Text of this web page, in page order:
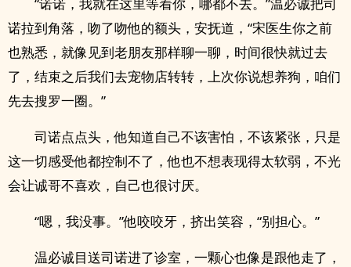
诺拉到角落，吻了吻他的额头，安抚道，“宋医生你之前
也熟悉，就像见到老朋友那样聊一聊，时间很快就过去
了，结束之后我们去宠物店转转，上次你说想养狗，咱们
先去搜罗一圈。”
司诺点点头，他知道自己不该害怕，不该紧张，只是
这一切感受他都控制不了，他也不想表现得太软弱，不光
会让诚哥不喜欢，自己也很讨厌。
“嗯，我没事。”他咬咬牙，挤出笑容，“别担心。”
温必诚目送司诺进了诊室，一颗心也像是跟他走了，